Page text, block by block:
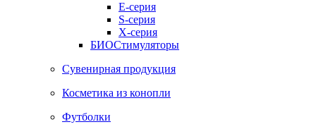
E-серия
S-серия
X-серия
БИОСтимуляторы
Сувенирная продукция
Косметика из конопли
Футболки